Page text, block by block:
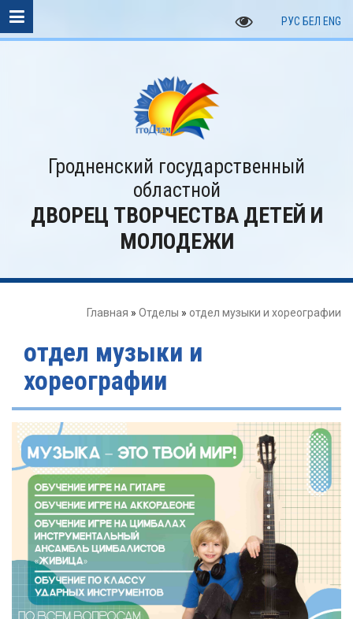
РУС БЕЛ ENG
Гродненский государственный
областной
ДВОРЕЦ ТВОРЧЕСТВА ДЕТЕЙ И
МОЛОДЕЖИ
Главная » Отделы » отдел музыки и хореографии
отдел музыки и
хореографии